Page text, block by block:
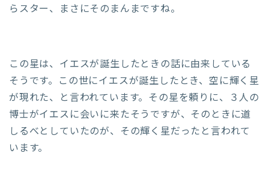
らスター、まさにそのまんまですね。
この星は、イエスが誕生したときの話に由来している
そうです。この世にイエスが誕生したとき、空に輝く星
が現れた、と言われています。その星を頼りに、３人の
博士がイエスに会いに来たそうですが、そのときに道
しるべとしていたのが、その輝く星だったと言われて
います。